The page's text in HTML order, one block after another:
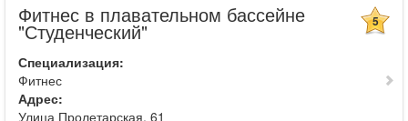
Фитнес в плавательном бассейне
"Студенческий" 5
Специализация:
Фитнес
Адрес:
Улица Пролетарская, 61